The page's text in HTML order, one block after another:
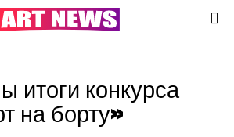
итоги конкурса
на борту»